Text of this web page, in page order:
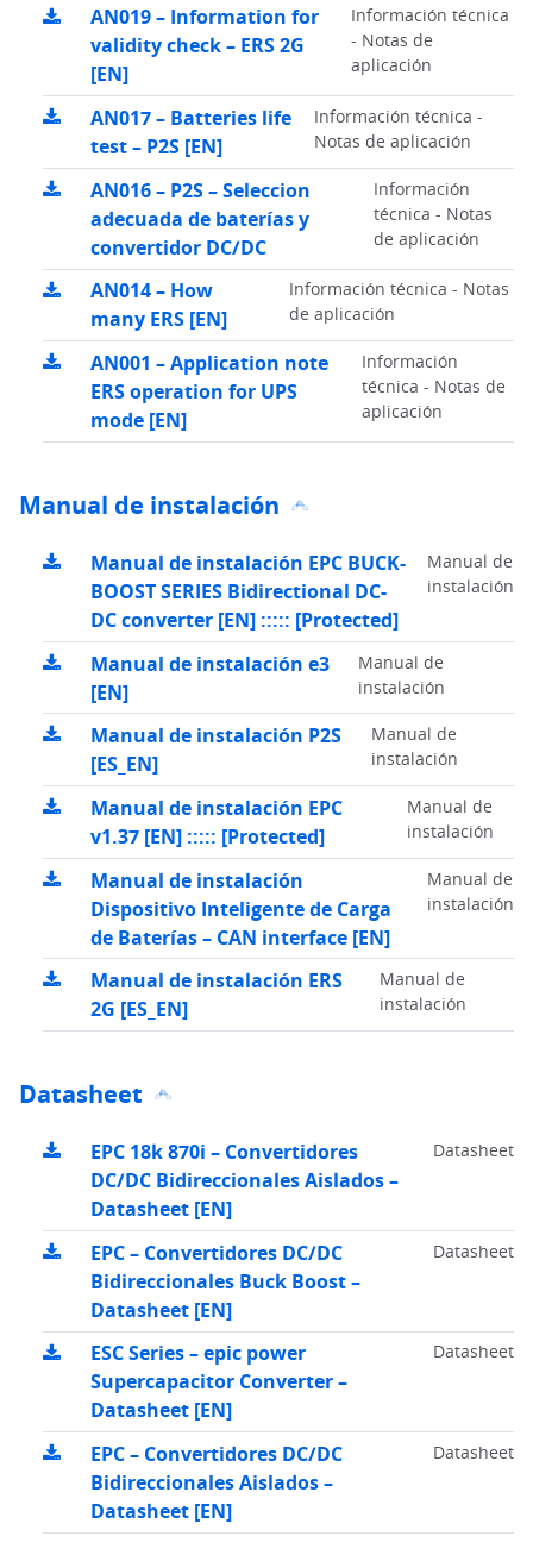
AN019 – Information for
validity check – ERS 2G
[EN]
Información técnica
- Notas de
aplicación
AN017 – Batteries life
test – P2S [EN]
Información técnica -
Notas de aplicación
AN016 – P2S – Seleccion
adecuada de baterías y
convertidor DC/DC
Información
técnica - Notas
de aplicación
AN014 – How
many ERS [EN]
Información técnica - Notas
de aplicación
AN001 – Application note
ERS operation for UPS
mode [EN]
Información
técnica - Notas de
aplicación
Manual de instalación
Manual de instalación EPC BUCK-
BOOST SERIES Bidirectional DC-
DC converter [EN] ::::: [Protected]
Manual de
instalación
Manual de instalación e3
[EN]
Manual de
instalación
Manual de instalación P2S
[ES_EN]
Manual de
instalación
Manual de instalación EPC
v1.37 [EN] ::::: [Protected]
Manual de
instalación
Manual de instalación
Dispositivo Inteligente de Carga
de Baterías – CAN interface [EN]
Manual de
instalación
Manual de instalación ERS
2G [ES_EN]
Manual de
instalación
Datasheet
EPC 18k 870i – Convertidores
DC/DC Bidireccionales Aislados –
Datasheet [EN]
Datasheet
EPC – Convertidores DC/DC
Bidireccionales Buck Boost –
Datasheet [EN]
Datasheet
ESC Series – epic power
Supercapacitor Converter –
Datasheet [EN]
Datasheet
EPC – Convertidores DC/DC
Bidireccionales Aislados –
Datasheet [EN]
Datasheet